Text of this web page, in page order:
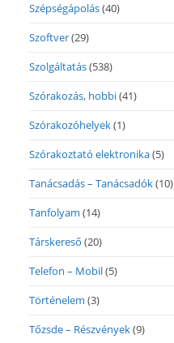
Szépségápolás(40)
Szoftver(29)
Szolgáltatás(538)
Szórakozás, hobbi(41)
Szórakozóhelyek(1)
Szórakoztató elektronika(5)
Tanácsadás – Tanácsadók(10)
Tanfolyam (14)
Társkereső (20)
Telefon – Mobil(5)
Történelem (3)
Tőzsde – Részvények(9)